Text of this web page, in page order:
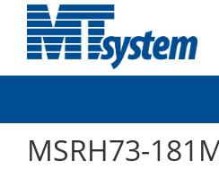
MSRH73-